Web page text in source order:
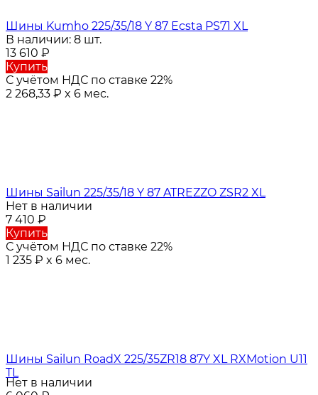
Шины Kumho 225/35/18 Y 87 Ecsta PS71 XL
В наличии: 8 шт.
13 610 ₽
Купить
С учётом НДС по ставке 22%
2 268,33 ₽ x 6 мес.
Шины Sailun 225/35/18 Y 87 ATREZZO ZSR2 XL
Нет в наличии
7 410 ₽
Купить
С учётом НДС по ставке 22%
1 235 ₽ x 6 мес.
Шины Sailun RoadX 225/35ZR18 87Y XL RXMotion U11
TL
Нет в наличии